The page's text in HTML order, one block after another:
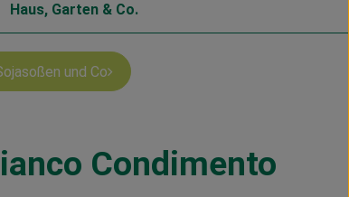
Haus, Garten & Co.
und Co
Condimento